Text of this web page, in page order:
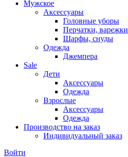
Мужское
Аксессуары
Головные уборы
Перчатки, варежки
Шарфы, снуды
Одежда
Джемпера
Sale
Дети
Аксессуары
Одежда
Взрослые
Аксессуары
Одежда
Производство на заказ
Индивидуальный заказ
Войти